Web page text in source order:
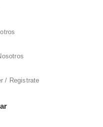
/ Registrate